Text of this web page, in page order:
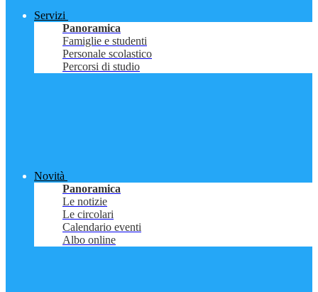
Servizi
Panoramica
Famiglie e studenti
Personale scolastico
Percorsi di studio
Novità
Panoramica
Le notizie
Le circolari
Calendario eventi
Albo online